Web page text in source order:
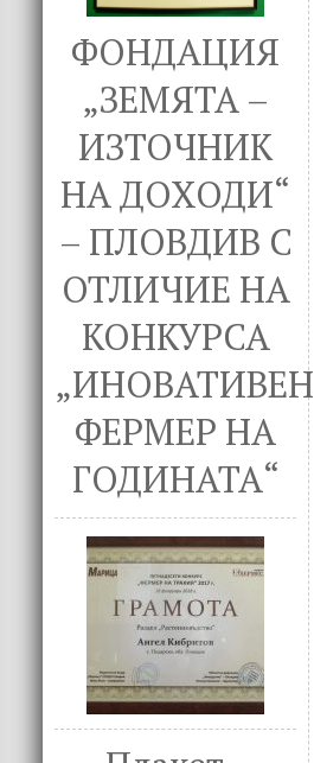
ФОНДАЦИЯ
„ЗЕМЯТА –
ИЗТОЧНИК
НА ДОХОДИ“
– ПЛОВДИВ С
ОТЛИЧИЕ НА
КОНКУРСА
„ИНОВАТИВЕН
ФЕРМЕР НА
ГОДИНАТА“